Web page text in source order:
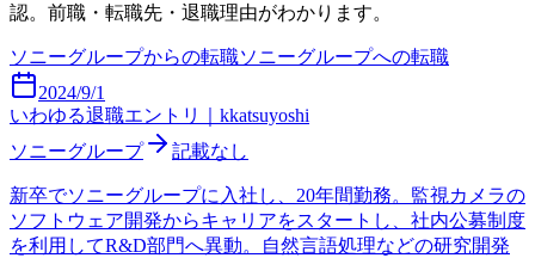
認。前職・転職先・退職理由がわかります。
ソニーグループからの転職ソニーグループへの転職
2024/9/1
いわゆる退職エントリ｜kkatsuyoshi
ソニーグループ
記載なし
新卒でソニーグループに入社し、20年間勤務。監視カメラの
ソフトウェア開発からキャリアをスタートし、社内公募制度
を利用してR&D部門へ異動。自然言語処理などの研究開発